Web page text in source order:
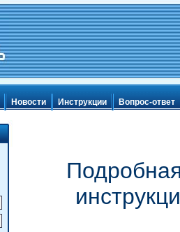
Новости Инструкции Вопрос-ответ